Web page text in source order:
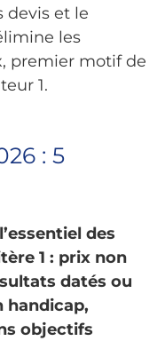
devis et le
les
premier motif de
1.
: 5
des
1 : prix non
datés ou
handicap,
objectifs